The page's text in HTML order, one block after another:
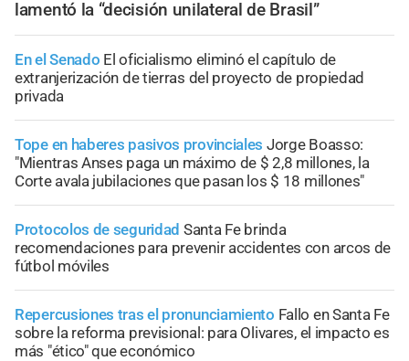
lamentó la “decisión unilateral de Brasil”
En el Senado El oficialismo eliminó el capítulo de
extranjerización de tierras del proyecto de propiedad
privada
Tope en haberes pasivos provinciales Jorge Boasso:
"Mientras Anses paga un máximo de $ 2,8 millones, la
Corte avala jubilaciones que pasan los $ 18 millones"
Protocolos de seguridad Santa Fe brinda
recomendaciones para prevenir accidentes con arcos de
fútbol móviles
Repercusiones tras el pronunciamiento Fallo en Santa Fe
sobre la reforma previsional: para Olivares, el impacto es
más "ético" que económico